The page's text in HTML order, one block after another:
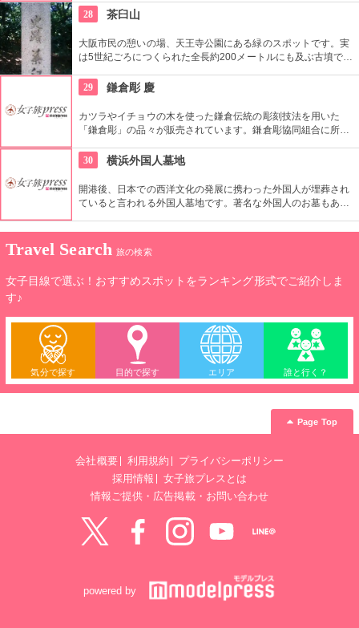
宝・安産にご利益のある霊石がある。
28 茶臼山
大阪市民の憩いの場、天王寺公園にある緑のスポットです。実
は5世紀ごろにつくられた全長約200メートルにも及ぶ古墳で、
で徳川家康、大坂冬の陣では真田幸村が本陣をかまえたともい
われています。現在は遊歩道も整備され、散策コースなどとし
て人気です。
29 鎌倉彫 慶
カツラやイチョウの木を使った鎌倉伝統の彫刻技法を用いた
「鎌倉彫」の品々が販売されています。鎌倉彫協同組合に所属
由で個性溢れるシックでモダンな手鏡やアクセサリーが多数あ
り。
30 横浜外国人墓地
開港後、日本での西洋文化の発展に携わった外国人が埋葬され
ていると言われる外国人墓地です。著名な外国人のお墓もあ
Travel Search 旅の検索
女子目線で選ぶ！おすすめスポットをランキング形式でご紹介しま
す♪
気分で探す 目的で探す エリア 誰と行く？
Page Top
会社概要 利用規約
プライバシーポリシー
採用情報
女子旅プレスとは
情報ご提供・広告掲載・お問い合わせ
powered by